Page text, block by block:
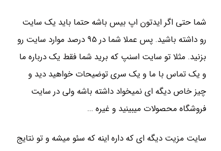
شما حتی اگر ایدتون اپ بیس باشه حتما باید یک سایت
رو داشته باشید. پس عملا شما در 95 درصد موارد سایت رو
بزنید. مثلا تو سایت اسنپ که برید شما فقط یک درباره ما
و یک تماس با ما و یک سری توضیحات خواهید دید و
چیز خاص دیگه ای نمیخواد داشته باشه ولی در سایت
فروشگاه محصولات میبینید و غیره ...
سایت مزیت دیگه ای که داره اینه که سئو میشه و تو نتایج